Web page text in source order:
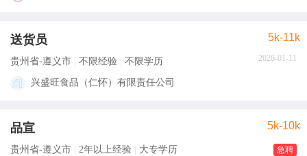
送货员 5k-11k
2026-01-11
贵州省-遵义市 不限经验 不限学历
兴盛旺食品（仁怀）有限责任公司
品宣 5k-10k
贵州省-遵义市 2年以上经验 大专学历 急聘